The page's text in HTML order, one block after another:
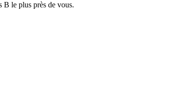
B le plus près de vous.